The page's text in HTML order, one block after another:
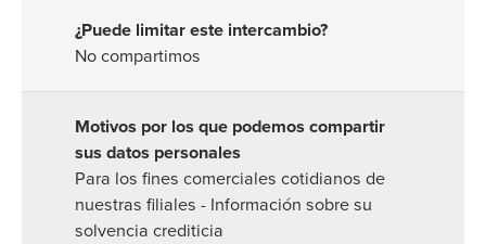
No compartimos
Para los fines comerciales cotidianos de
nuestras filiales - Información sobre su
solvencia crediticia